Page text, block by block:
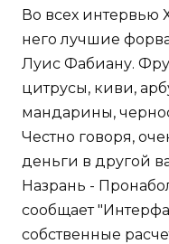
Во всех интервью
него лучшие
Луис Фабиану.
цитрусы, киви,
мандарины,
Честно говоря,
деньги в другой
Назрань -
сообщает
собственные